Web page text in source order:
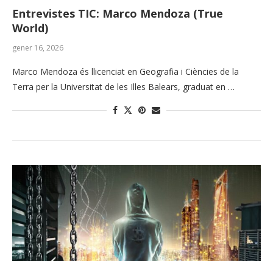
Entrevistes TIC: Marco Mendoza (True
World)
gener 16, 2026
Marco Mendoza és llicenciat en Geografia i Ciències de la
Terra per la Universitat de les Illes Balears, graduat en …